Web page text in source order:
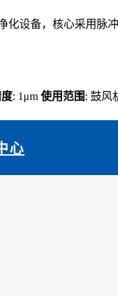
设备，核心采用脉
: 1μm 使用范围: 鼓风
心